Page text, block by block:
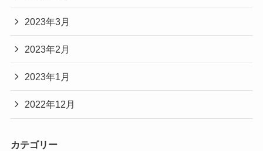
2023年3月
2023年2月
2023年1月
2022年12月
カテゴリー